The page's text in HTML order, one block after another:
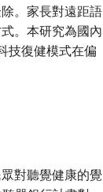
。家長對遠距語
。本研究為國內
技復健模式在偏
對聽覺健康的覺